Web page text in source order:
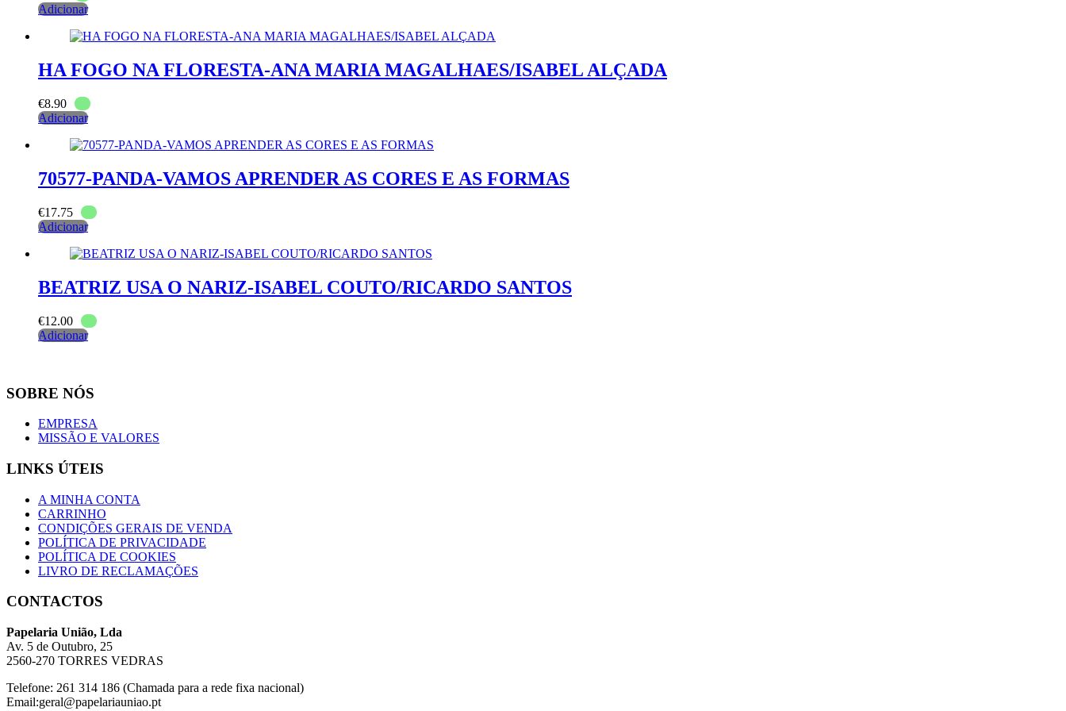
Adicionar
HA FOGO NA FLORESTA-ANA MARIA MAGALHAES/ISABEL ALÇADA
€8.90
Adicionar
70577-PANDA-VAMOS APRENDER AS CORES E AS FORMAS
€17.75
Adicionar
BEATRIZ USA O NARIZ-ISABEL COUTO/RICARDO SANTOS
€12.00
Adicionar
SOBRE NÓS
EMPRESA
MISSÃO E VALORES
LINKS ÚTEIS
A MINHA CONTA
CARRINHO
CONDIÇÕES GERAIS DE VENDA
POLÍTICA DE PRIVACIDADE
POLÍTICA DE COOKIES
LIVRO DE RECLAMAÇÕES
CONTACTOS
Papelaria União, Lda
Av. 5 de Outubro, 25
2560-270 TORRES VEDRAS
Telefone: 261 314 186 (Chamada para a rede fixa nacional)
Email:geral@papelariauniao.pt